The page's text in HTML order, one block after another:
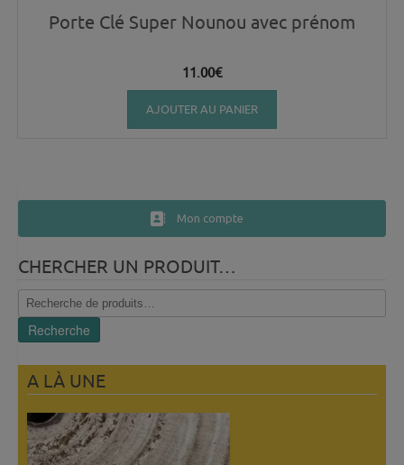
Porte Clé Super Nounou avec prénom
11.00€
AJOUTER AU PANIER
Mon compte
CHERCHER UN PRODUIT…
Recherche
pour :
Recherche
A LÀ UNE